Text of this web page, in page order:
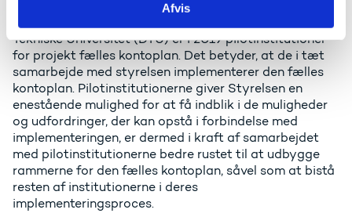
Afvis
Københavns Professionshøjskole (KP) og Danmarks
Tekniske Universitet (DTU) er i 2019 pilotinstitutioner
for projekt fælles kontoplan. Det betyder, at de i tæt
samarbejde med styrelsen implementerer den fælles
kontoplan. Pilotinstitutionerne giver Styrelsen en
enestående mulighed for at få indblik i de muligheder
og udfordringer, der kan opstå i forbindelse med
implementeringen, er dermed i kraft af samarbejdet
med pilotinstitutionerne bedre rustet til at udbygge
rammerne for den fælles kontoplan, såvel som at bistå
resten af institutionerne i deres
implementeringsproces.